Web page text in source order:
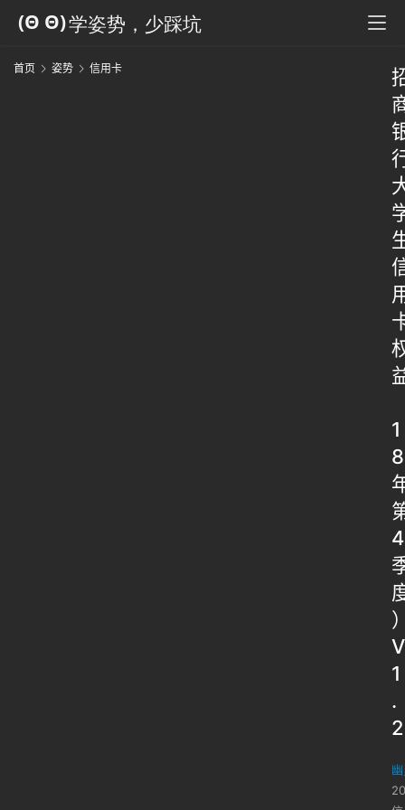
首页 姿势 信用卡
1
8
4
V
1
.
2